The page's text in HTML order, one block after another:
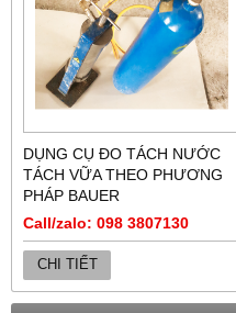
DỤNG CỤ ĐO TÁCH NƯỚC
TÁCH VỮA THEO PHƯƠNG
PHÁP BAUER
Call/zalo: 098 3807130
CHI TIẾT